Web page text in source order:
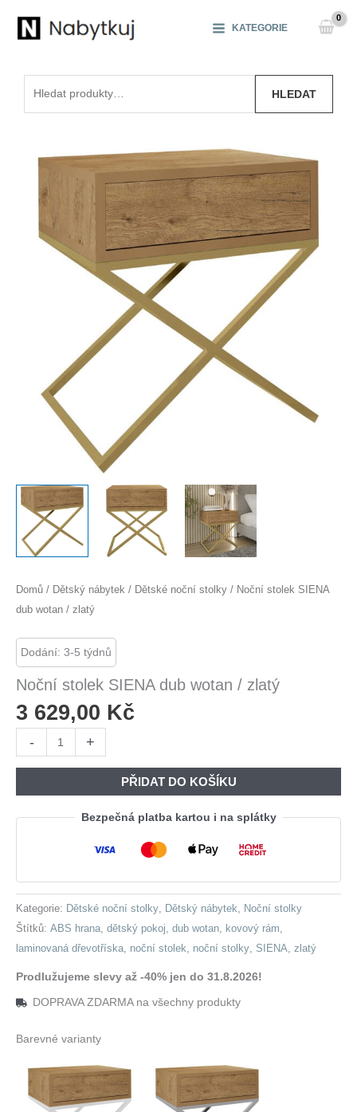
KATEGORIE
HLEDAT
Domů / Dětský nábytek / Dětské noční stolky / Noční stolek SIENA
dub wotan / zlatý
Dodání: 3-5 týdnů
Noční stolek SIENA dub wotan / zlatý
3 629,00 Kč
-
stolek
dub
wotan
+
PŘIDAT DO KOŠÍKU
Bezpečná platba kartou i na splátky
Kategorie: Dětské noční stolky, Dětský nábytek, Noční stolky
Štítků: ABS hrana, dětský pokoj, dub wotan, kovový rám,
laminovaná dřevotříska, noční stolek, noční stolky, SIENA, zlatý
Prodlužujeme slevy až -40% jen do 31.8.2026!
DOPRAVA ZDARMA na všechny produkty
Barevné varianty